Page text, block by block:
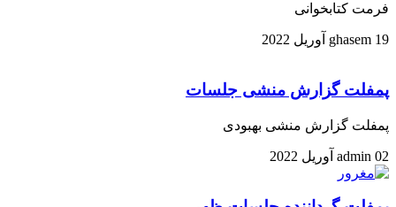
فرمت کتابخوانی
ghasem 19 آوریل 2022
پمفلت گزارش منشی جلسات
پمفلت گزارش منشی بهبودی
admin 02 آوریل 2022